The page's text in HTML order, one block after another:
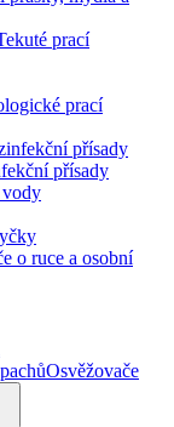
prací
prací
přísady
vody
o ruce a osobní
Osvěžovače